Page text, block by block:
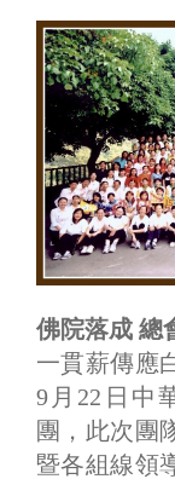
佛院落成 總
一貫薪傳應
9月22日中
團，此次團
暨各組線領